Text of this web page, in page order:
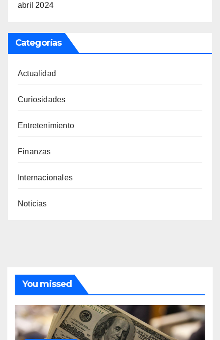
abril 2024
Categorías
Actualidad
Curiosidades
Entretenimiento
Finanzas
Internacionales
Noticias
You missed